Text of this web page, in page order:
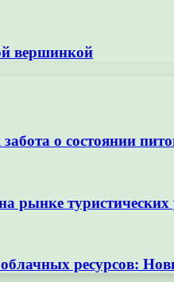
вершинкой
о состоянии
рынке туристических
ресурсов: